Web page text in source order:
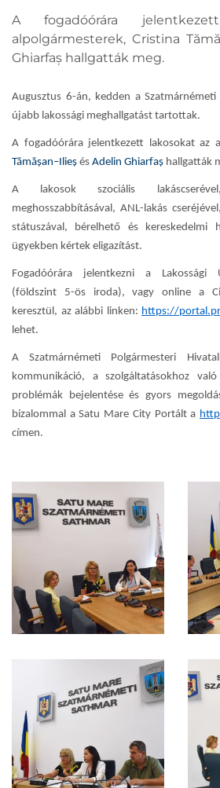
A fogadóórára
alpolgármesterek, Cristina
Ghiarfaș hallgatták meg.
Augusztus 6-án, kedden a Szatmárnémeti
újabb lakossági meghallgatást tartottak.
A fogadóórára jelentkezett lakosokat az
Tămășan–Ilieș és Adelin Ghiarfaș hallgatták
A lakosok szociális
meghosszabbításával, ANL-lakás
státuszával, bérelhető és kereskedelmi
ügyekben kértek eligazítást.
Fogadóórára jelentkezni a Lakossági
(földszint 5-ös iroda), vagy online a
keresztül, az alábbi linken: https://
lehet.
A Szatmárnémeti Polgármesteri
kommunikáció, a szolgáltatásokhoz
problémák bejelentése és gyors
bizalommal a Satu Mare City Portált a
címen.